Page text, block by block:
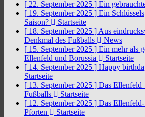
[ 22. September 2025 ] Ein
[ 19. September 2025 ] Ein
Saison?
Startseite
[ 18. September 2025 ] Aus
Denkmal des Fußballs
News
[ 15. September 2025 ] Ein mehr als
Ellenfeld und Borussia
Startseite
[ 14. September 2025 ] Happy
Startseite
[ 13. September 2025 ] Das Ellenfeld
Fußballs
Startseite
[ 12. September 2025 ] Das
Pforten
Startseite